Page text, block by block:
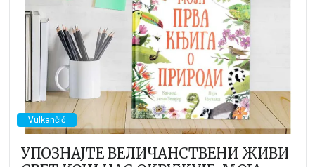
Vulkančić
УПОЗНАЈТЕ ВЕЛИЧАНСТВЕНИ ЖИВИ